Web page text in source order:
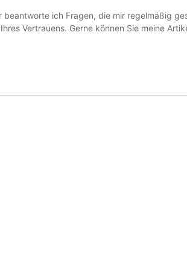
ich Fragen, die mir regelmäßig
Vertrauens. Gerne können Sie meine